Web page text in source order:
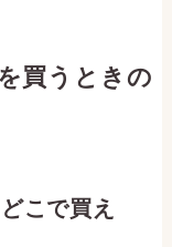
リンクです。価格・